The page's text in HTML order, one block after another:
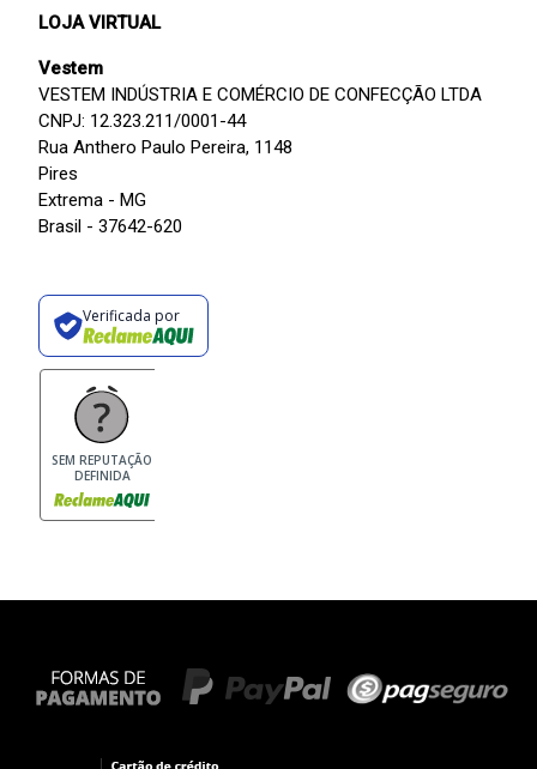
LOJA VIRTUAL
Vestem
VESTEM INDÚSTRIA E COMÉRCIO DE CONFECÇÃO LTDA
CNPJ: 12.323.211/0001-44
Rua Anthero Paulo Pereira, 1148
Pires
Extrema - MG
Brasil - 37642-620
Verificada por
SEM REPUTAÇÃO
DEFINIDA